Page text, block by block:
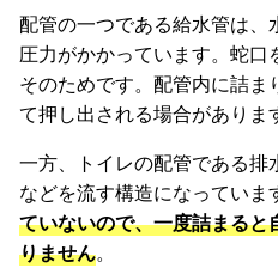
配管の一つである給水管は
圧力がかかっています。蛇
そのためです。配管内に詰
て押し出される場合がありま
一方、トイレの配管である
などを流す構造になっていま
ていないので、一度詰まる
りません。